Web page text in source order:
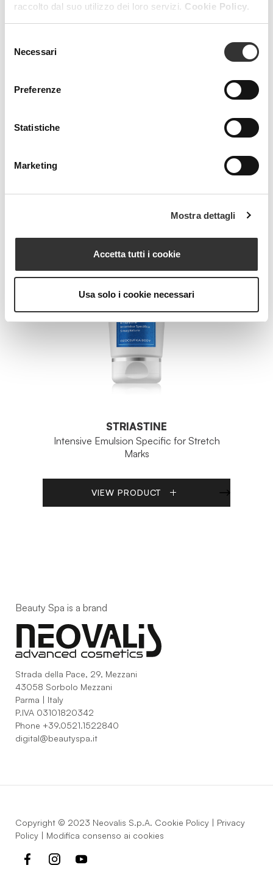
raccolto dal suo utilizzo dei loro servizi. Cookie Policy.
delNecessari
Preferenze
Statistiche
Marketing
Mostra dettagli
Accetta tutti i cookie
Usa solo i cookie necessari
STRIASTINE
Intensive Emulsion Specific for Stretch
Marks
VIEW PRODUCT
Beauty Spa is a brand
Strada della Pace, 29, Mezzani
43058 Sorbolo Mezzani
Parma | Italy
P.IVA 03101820342
Phone +39.0521.1522840
digital@beautyspa.it
Copyright © 2023 Neovalis S.p.A. Cookie Policy | Privacy
Policy | Modifica consenso ai cookies
facebookinstagramyoutube